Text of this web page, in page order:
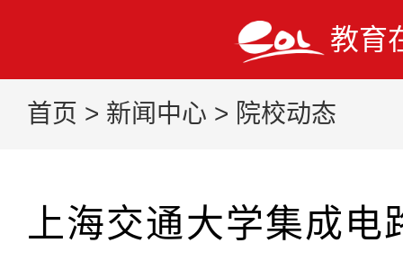
教育
首页 > 新闻中心 > 院校动态
上海交通大学集成电